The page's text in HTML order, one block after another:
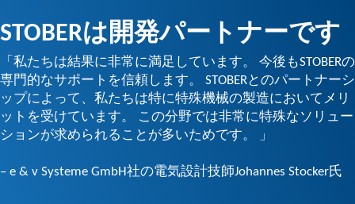
STOBERは開発パートナーです
「私たちは結果に非常に満足しています。 今後もSTOBERの
専門的なサポートを信頼します。 STOBERとのパートナーシ
ップによって、私たちは特に特殊機械の製造においてメリ
ットを受けています。 この分野では非常に特殊なソリュー
ションが求められることが多いためです。 」
– e & v Systeme GmbH社の電気設計技師Johannes Stocker氏